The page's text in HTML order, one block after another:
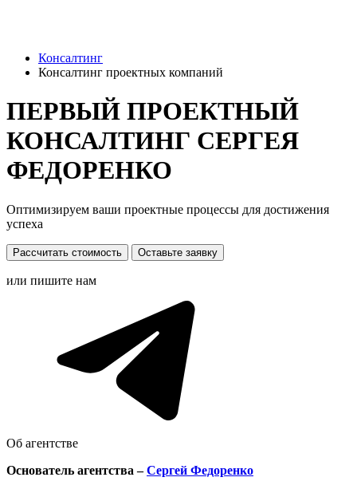
Консалтинг
Консалтинг проектных компаний
ПЕРВЫЙ ПРОЕКТНЫЙ
КОНСАЛТИНГ СЕРГЕЯ
ФЕДОРЕНКО
Оптимизируем ваши проектные процессы для достижения
успеха
Рассчитать стоимость Оставьте заявку
или пишите нам
Об агентстве
Основатель агентства –Сергей Федоренко